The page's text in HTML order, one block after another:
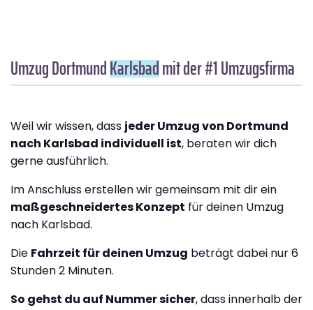
Umzug DortmundKarlsbadmit der #1 Umzugsfirma
Weil wir wissen, dass jeder Umzug von Dortmund
nach Karlsbad individuell ist, beraten wir dich
gerne ausführlich.
Im Anschluss erstellen wir gemeinsam mit dir ein
maßgeschneidertes Konzept für deinen Umzug
nach Karlsbad.
Die Fahrzeit für deinen Umzug beträgt dabei nur 6
Stunden 2 Minuten.
So gehst du auf Nummer sicher, dass innerhalb der